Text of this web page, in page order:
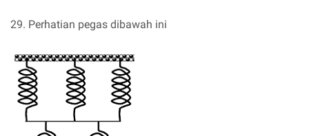
29. Perhatian pegas dibawah ini